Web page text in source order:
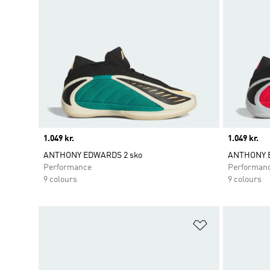
Price
1.049 kr.
ANTHONY EDWARDS 2 sko
Performance
9 colours
Price
1.049 kr.
ANTHONY
9 colours